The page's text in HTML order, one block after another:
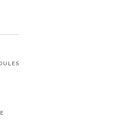
PRÉFÈRENT LES CAGES